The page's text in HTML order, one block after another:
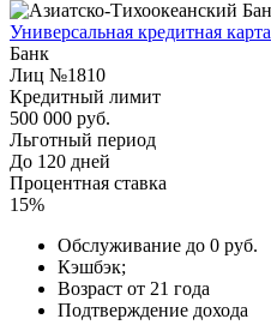
Универсальная кредитная карта
Банк
Лиц №1810
Кредитный лимит
500 000 руб.
Льготный период
До 120 дней
Процентная ставка
15%
Обслуживание до 0 руб.
Кэшбэк;
Возраст от 21 года
Подтверждение дохода